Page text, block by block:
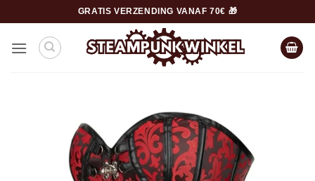
naar
inhoud
GRATIS VERZENDING VANAF 70€ 🎁